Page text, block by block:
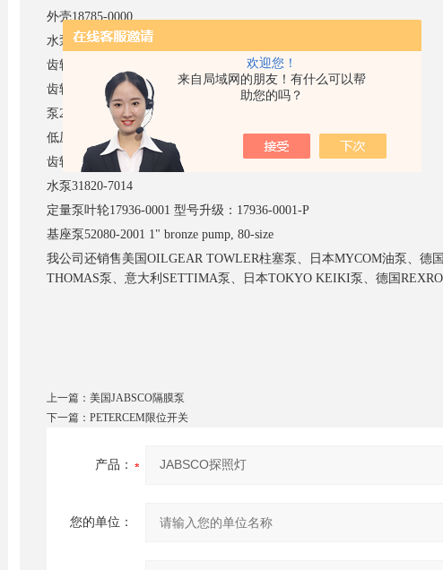
欢迎您！
来自局域网的朋友！有什么可以帮
助您的吗？
外壳18785-0000
水泵 31600-0094
齿轮泵
齿轮泵
24950-2310
泵23620－4103 24V
低压离心泵50840-0024 24VDC NPTF
齿轮泵 24950-2310
水泵31820-7014
定量泵叶轮17936-0001 型号升级：17936-0001-P
基座泵52080-2001 1" bronze pump, 80-size
我公司还销售美国OILGEAR TOWLER柱塞泵、日本MYCOM油泵、德
THOMAS泵、意大利SETTIMA泵、日本TOKYO KEIKI泵、德国
上一篇： 美国JABSCO隔膜泵
下一篇： PETERCEM限位开关
产品：
您的单位：